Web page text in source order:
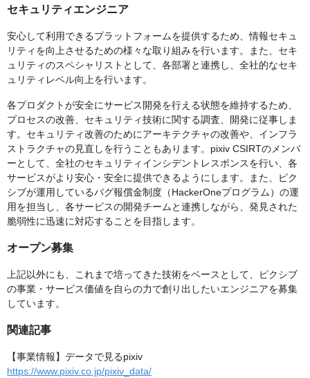
セキュリティエンジニア
安心して利用できるプラットフォームを提供するため、情報セキュ
リティを向上させるための様々な取り組みを行います。また、セキ
ュリティのスペシャリストとして、各部署と連携し、全社的なセキ
ュリティレベル向上を行います。
各プロダクトが安全にサービス開発を行える状態を維持するため、
プロセスの改善、セキュリティ技術に関する調査、開発に従事しま
す。セキュリティ改善のためにアーキテクチャの改善や、インフラ
ストラクチャの見直しを行うこともあります。pixiv CSIRTのメンバ
ーとして、全社のセキュリティインシデントレスポンスを行い、各
サービスがより安心・安全に提供できるようにします。また、ピク
シブが運用しているバグ報償金制度（HackerOneプログラム）の運
用を担当し、各サービスの開発チームと連携しながら、発見された
脆弱性に迅速に対応することを目指します。
オープン募集
上記以外にも、これまで培ってきた技術をベースとして、ピクシブ
の事業・サービス価値を自らの力で創り出したいエンジニアを募集
しています。
関連記事
【事業情報】データで見るpixiv
https://www.pixiv.co.jp/pixiv_data/